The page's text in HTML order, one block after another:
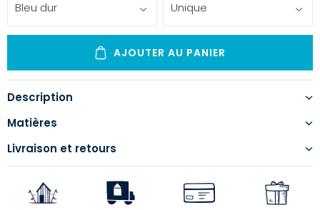
Bleu dur Unique
AJOUTER AU PANIER
Description
Matières
Livraison et retours